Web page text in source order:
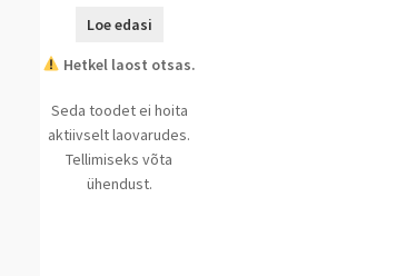
Loe edasi
Hetkel laost otsas.
Seda toodet ei hoita
aktiivselt laovarudes.
Tellimiseks võta
ühendust.